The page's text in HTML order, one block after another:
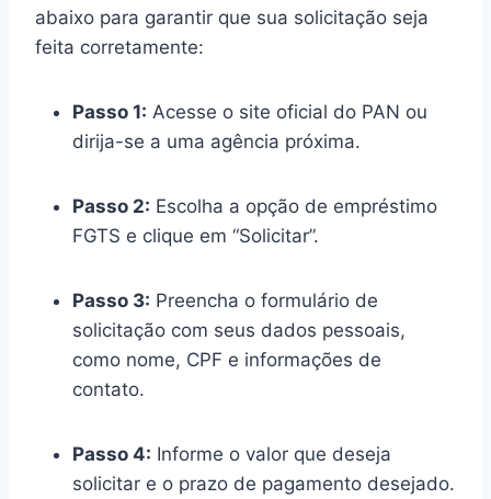
abaixo para garantir que sua solicitação seja
feita corretamente:
Passo 1: Acesse o site oficial do PAN ou
dirija-se a uma agência próxima.
Passo 2: Escolha a opção de empréstimo
FGTS e clique em “Solicitar”.
Passo 3: Preencha o formulário de
solicitação com seus dados pessoais,
como nome, CPF e informações de
contato.
Passo 4: Informe o valor que deseja
solicitar e o prazo de pagamento desejado.